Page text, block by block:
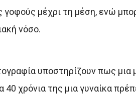
μέχρι τη μέση, ενώ
νόσο.
υποστηρίζουν πως μια
χρόνια της μια γυναίκα